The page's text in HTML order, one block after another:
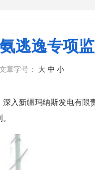
逃逸专项
章字号： 大 中 小
入新疆玛纳斯发电有限